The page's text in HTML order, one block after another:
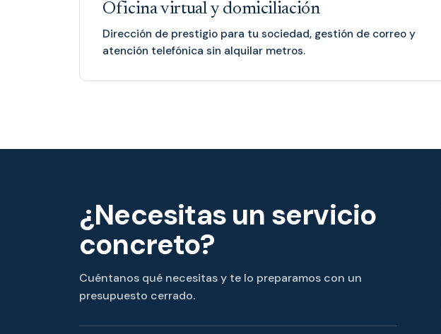
Oficina virtual y domiciliación
Dirección de prestigio para tu sociedad, gestión de correo y
atención telefónica sin alquilar metros.
¿Necesitas un servicio
concreto?
Cuéntanos qué necesitas y te lo preparamos con un
presupuesto cerrado.